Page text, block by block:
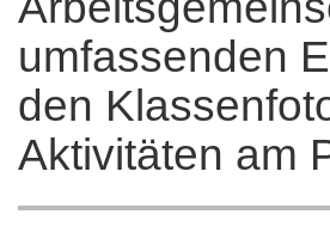
umfassenden
den
Aktivitäten am